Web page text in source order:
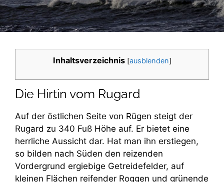
Inhaltsverzeichnis [ausblenden]
Die Hirtin vom Rugard
Auf der östlichen Seite von Rügen steigt der
Rugard zu 340 Fuß Höhe auf. Er bietet eine
herrliche Aussicht dar. Hat man ihn erstiegen,
so bilden nach Süden den reizenden
Vordergrund ergiebige Getreidefelder, auf
kleinen Flächen reifender Roggen und grünende